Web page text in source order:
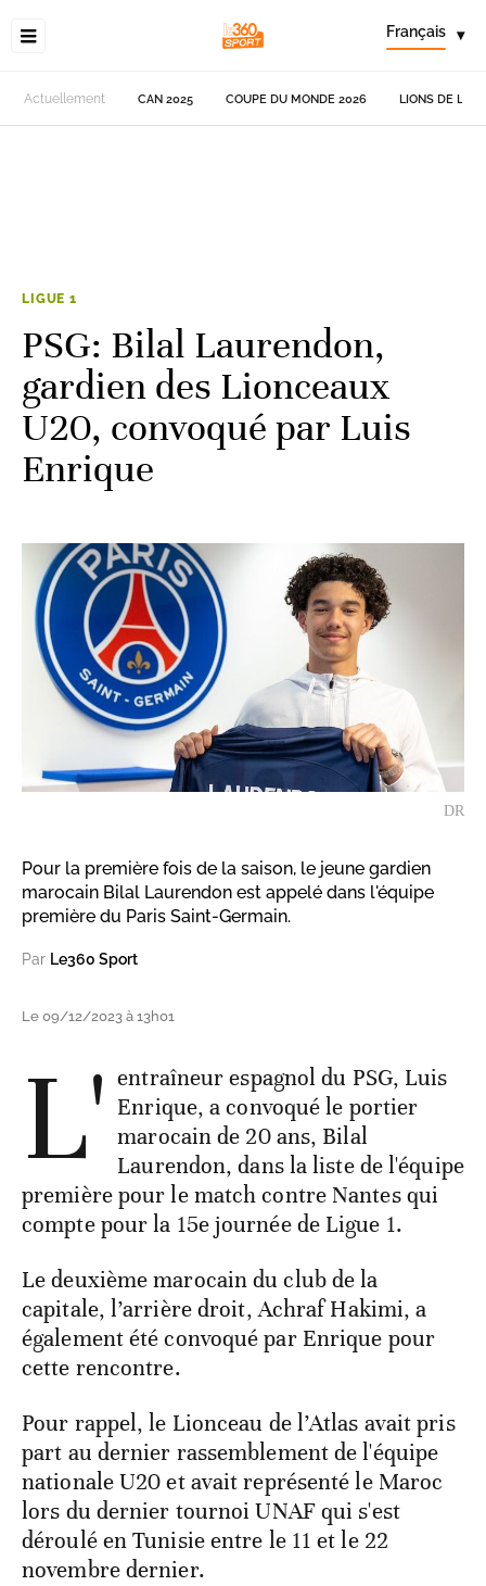
Français ▾
Actuellement CAN 2025 COUPE DU MONDE 2026 LIONS DE
LIGUE 1
PSG: Bilal Laurendon,
gardien des Lionceaux
U20, convoqué par Luis
Enrique
DR
Pour la première fois de la saison, le jeune gardien
marocain Bilal Laurendon est appelé dans l'équipe
première du Paris Saint-Germain.
Par Le360 Sport
Le 09/12/2023 à 13h01
L' entraîneur espagnol du PSG, Luis
Enrique, a convoqué le portier
marocain de 20 ans, Bilal
Laurendon, dans la liste de l'équipe
première pour le match contre Nantes qui
compte pour la 15e journée de Ligue 1.
Le deuxième marocain du club de la
capitale, l’arrière droit, Achraf Hakimi, a
également été convoqué par Enrique pour
cette rencontre.
Pour rappel, le Lionceau de l’Atlas avait pris
part au dernier rassemblement de l'équipe
nationale U20 et avait représenté le Maroc
lors du dernier tournoi UNAF qui s'est
déroulé en Tunisie entre le 11 et le 22
novembre dernier.